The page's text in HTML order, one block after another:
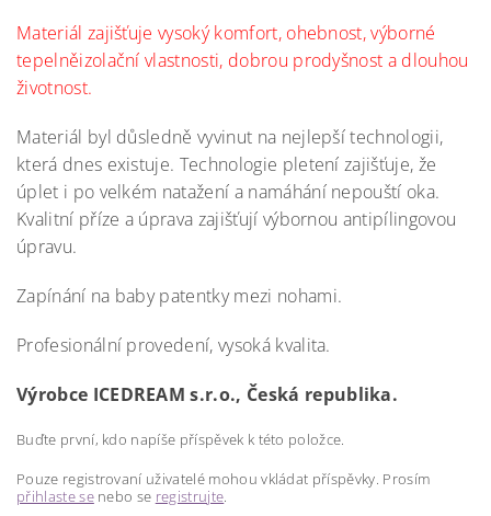
Materiál zajišťuje vysoký komfort, ohebnost, výborné
tepelněizolační vlastnosti, dobrou prodyšnost a dlouhou
životnost.
Materiál byl důsledně vyvinut na nejlepší technologii,
která dnes existuje. Technologie pletení zajišťuje, že
úplet i po velkém natažení a namáhání nepouští oka.
Kvalitní příze a úprava zajišťují výbornou antipílingovou
úpravu.
Zapínání na baby patentky mezi nohami.
Profesionální provedení, vysoká kvalita.
Výrobce ICEDREAM s.r.o., Česká republika.
Buďte první, kdo napíše příspěvek k této položce.
Pouze registrovaní uživatelé mohou vkládat příspěvky. Prosím
přihlaste senebo se registrujte.